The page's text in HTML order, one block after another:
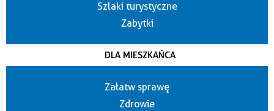
Szlaki turystyczne
Zabytki
DLA MIESZKAŃCA
Załatw sprawę
Zdrowie